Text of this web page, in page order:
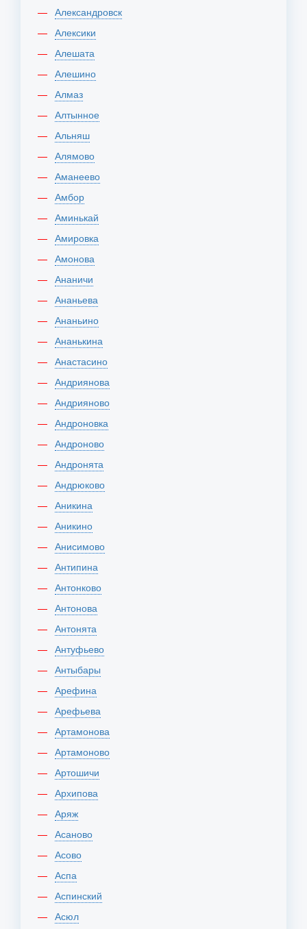
Александровск
Алексики
Алешата
Алешино
Алмаз
Алтынное
Альняш
Алямово
Аманеево
Амбор
Аминькай
Амировка
Амонова
Ананичи
Ананьева
Ананьино
Ананькина
Анастасино
Андриянова
Андрияново
Андроновка
Андроново
Андронята
Андрюково
Аникина
Аникино
Анисимово
Антипина
Антонково
Антонова
Антонята
Антуфьево
Антыбары
Арефина
Арефьева
Артамонова
Артамоново
Артошичи
Архипова
Аряж
Асаново
Асово
Аспа
Аспинский
Асюл